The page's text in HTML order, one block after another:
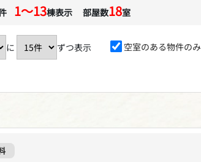
1〜13棟表示 部屋数18室
に ずつ表示 空室のある物件の